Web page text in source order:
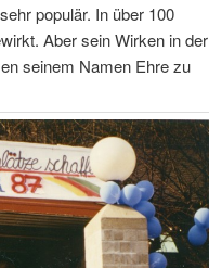
populär. In über 100
Aber sein Wirken in der
seinem Namen Ehre zu